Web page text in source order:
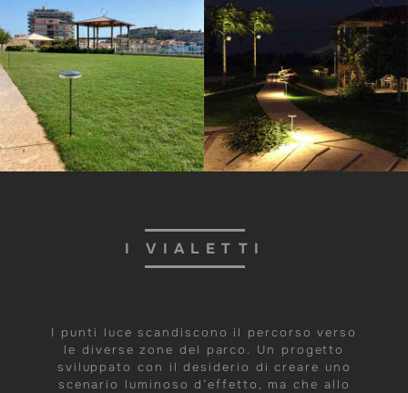
I VIALETTI
I punti luce scandiscono il percorso verso
le diverse zone del parco. Un progetto
sviluppato con il desiderio di creare uno
scenario luminoso d’effetto, ma che allo